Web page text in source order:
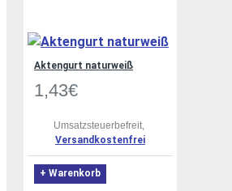
Aktengurt naturweiß
1,43€
Umsatzsteuerbefreit,
Versandkostenfrei
+ Warenkorb